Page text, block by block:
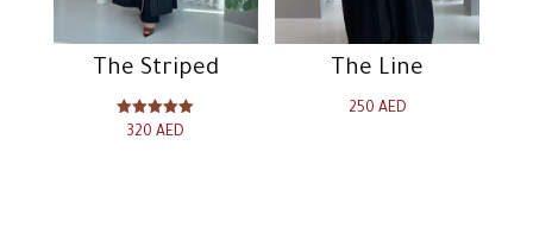
The Line
250 AED
The Striped
تم التقييم
320AED